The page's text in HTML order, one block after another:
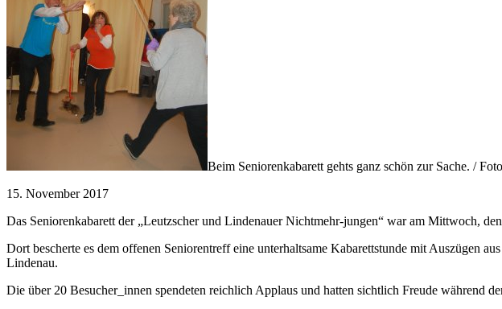
Beim Seniorenkabarett gehts ganz schön zur Sache. /
15. November 2017
Das Seniorenkabarett der „Leutzscher und Lindenauer Nichtmehr-jungen“ war am Mittwoch,
Dort bescherte es dem offenen Seniorentreff eine unterhaltsame Kabarettstunde mit Auszügen
Lindenau.
Die über 20 Besucher_innen spendeten reichlich Applaus und hatten sichtlich Freude während